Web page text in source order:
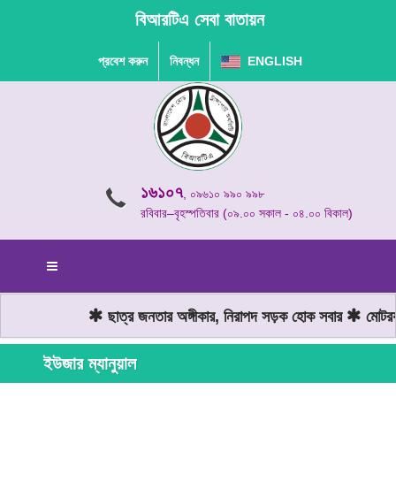
বিআরটিএ সেবা বাতায়ন
প্রবেশ করুন নিবন্ধন ENGLISH
১৬১০৭, ০৯৬১০ ৯৯০ ৯৯৮
রবিবার–বৃহস্পতিবার (০৯.০০ সকাল - ০৪.০০ বিকাল)
ছাত্র জনতার অঙ্গীকার, নিরাপদ সড়ক হোক সবার
ইউজার ম্যানুয়াল